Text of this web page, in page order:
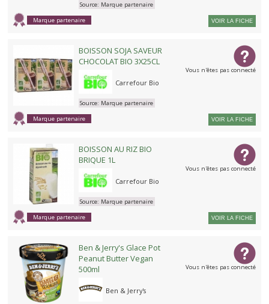
Marque partenaire
Source: Marque partenaire
VOIR LA FICHE
BOISSON SOJA SAVEUR
CHOCOLAT BIO 3X25CL
Carrefour Bio
Marque partenaire
Source: Marque partenaire
Vous n'êtes pas connecté
VOIR LA FICHE
BOISSON AU RIZ BIO
BRIQUE 1L
Carrefour Bio
Marque partenaire
Source: Marque partenaire
Vous n'êtes pas connecté
VOIR LA FICHE
Ben & Jerry's Glace Pot
Peanut Butter Vegan
500ml
Ben & Jerry's
Vous n'êtes pas connecté